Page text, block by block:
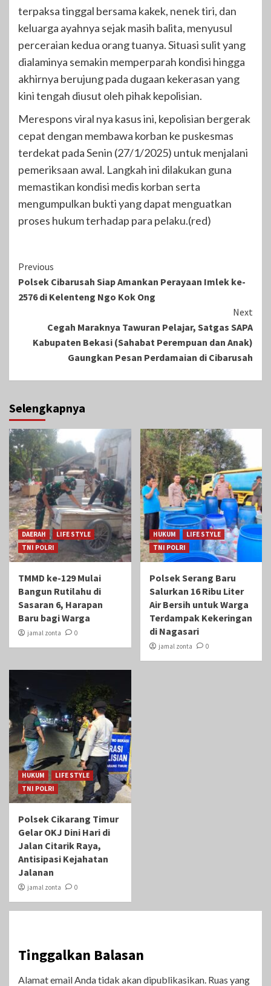
terpaksa tinggal bersama kakek, nenek tiri, dan
keluarga ayahnya sejak masih balita, menyusul
perceraian kedua orang tuanya. Situasi sulit yang
dialaminya semakin memperparah kondisi hingga
akhirnya berujung pada dugaan kekerasan yang
kini tengah diusut oleh pihak kepolisian.
Merespons viral nya kasus ini, kepolisian bergerak
cepat dengan membawa korban ke puskesmas
terdekat pada Senin (27/1/2025) untuk menjalani
pemeriksaan awal. Langkah ini dilakukan guna
memastikan kondisi medis korban serta
mengumpulkan bukti yang dapat menguatkan
proses hukum terhadap para pelaku.(red)
Continue
Reading
Previous
Polsek Cibarusah Siap Amankan Perayaan Imlek ke-
2576 di Kelenteng Ngo Kok Ong
Next
Cegah Maraknya Tawuran Pelajar, Satgas SAPA
Kabupaten Bekasi (Sahabat Perempuan dan Anak)
Gaungkan Pesan Perdamaian di Cibarusah
Selengkapnya
DAERAH
LIFE STYLE
TNI POLRI
TMMD ke-129 Mulai
Bangun Rutilahu di
Sasaran 6, Harapan
Baru bagi Warga
jamal zonta 0
HUKUM
LIFE STYLE
TNI POLRI
Polsek Serang Baru
Salurkan 16 Ribu Liter
Air Bersih untuk Warga
Terdampak Kekeringan
di Nagasari
jamal zonta 0
HUKUM
LIFE STYLE
TNI POLRI
Polsek Cikarang Timur
Gelar OKJ Dini Hari di
Jalan Citarik Raya,
Antisipasi Kejahatan
Jalanan
jamal zonta 0
Tinggalkan Balasan
Alamat email Anda tidak akan dipublikasikan. Ruas yang